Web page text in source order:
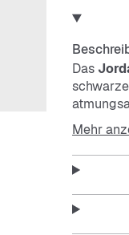
Das
Herz-
Features:
Mehr